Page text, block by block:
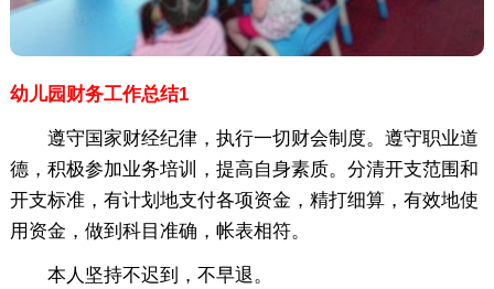
幼儿园财务工作总结1
遵守国家财经纪律，执行一切财会制度。遵守职业道
德，积极参加业务培训，提高自身素质。分清开支范围和
开支标准，有计划地支付各项资金，精打细算，有效地使
用资金，做到科目准确，帐表相符。
本人坚持不迟到，不早退。